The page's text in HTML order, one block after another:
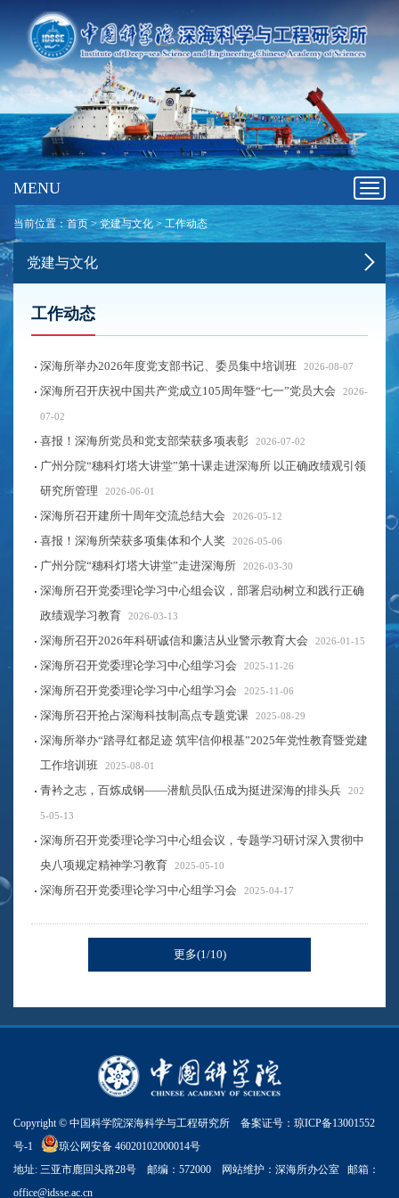
MENU
当前位置：首页 >党建与文化>工作动态
党建与文化
工作动态
深海所举办2026年度党支部书记、委员集中培训班 2026-08-07
深海所召开庆祝中国共产党成立105周年暨“七一”党员大会 2026-
07-02
喜报！深海所党员和党支部荣获多项表彰 2026-07-02
广州分院“穗科灯塔大讲堂”第十课走进深海所 以正确政绩观引领
研究所管理
2026-06-01
深海所召开建所十周年​交流总结大会 2026-05-12
喜报！深海所荣获多项集体和个人奖 2026-05-06
广州分院“穗科灯塔大讲堂”走进深海所 2026-03-30
深海所召开党委理论学习中心组会议，部署启动树立和践行正确
政绩观学习教育
2026-03-13
深海所召开2026年科研诚信和廉洁从业警示教育大会 2026-01-15
深海所召开党委理论学习中心组学习会 2025-11-26
深海所召开党委理论学习中心组学习会 2025-11-06
深海所召开抢占深海科技制高点专题党课 2025-08-29
深海所举办“踏寻红都足迹 筑牢信仰根基”2025年党性教育暨党建
工作培训班
2025-08-01
青衿之志，百炼成钢——潜航员队伍成为挺进深海的排头兵 202
5-05-13
深海所召开党委理论学习中心组会议，专题学习研讨深入贯彻中
央八项规定精神学习教育
2025-05-10
深海所召开党委理论学习中心组学习会 2025-04-17
更多(1/10)
Copyright © 中国科学院深海科学与工程研究所 备案证号： 琼ICP备13001552
号-1
琼公网安备 46020102000014号
地址: 三亚市鹿回头路28号 邮编：572000 网站维护：深海所办公室 邮箱：
office@idsse.ac.cn